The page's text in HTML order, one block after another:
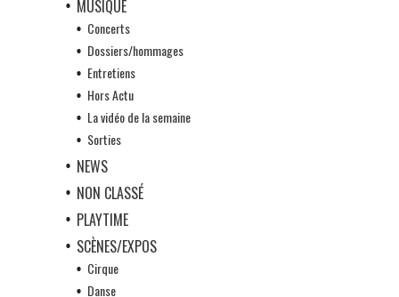
MUSIQUE
Concerts
Dossiers/hommages
Entretiens
Hors Actu
La vidéo de la semaine
Sorties
NEWS
NON CLASSÉ
PLAYTIME
SCÈNES/EXPOS
Cirque
Danse